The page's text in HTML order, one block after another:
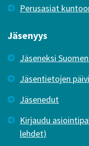
Perusasiat
Jäsenyys
Jäseneksi
Jäsentietojen
Jäsenedut
Kirjaudu
lehdet)